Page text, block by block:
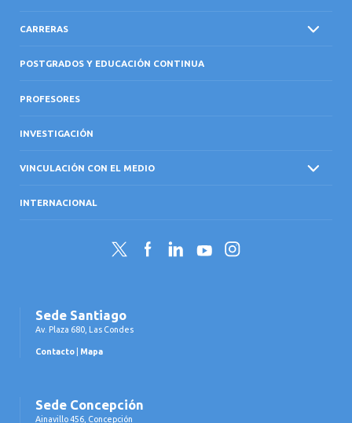
CARRERAS
POSTGRADOS Y EDUCACIÓN CONTINUA
PROFESORES
INVESTIGACIÓN
VINCULACIÓN CON EL MEDIO
INTERNACIONAL
Twitter FacebookLinkedInYouTubeInstagram
Sede Santiago
Av. Plaza 680, Las Condes
Contacto Mapa
Sede Concepción
Ainavillo 456, Concepción